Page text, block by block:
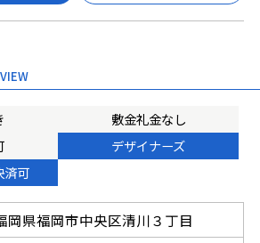
敷金礼金なし
デザイナーズ
済可
岡県福岡市中央区清川３丁目